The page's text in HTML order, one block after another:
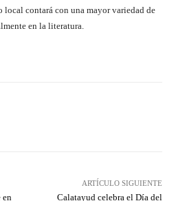
local contará con una mayor variedad de
en la literatura.
en
ARTÍCULO SIGUIENTE
Calatayud celebra el Día del